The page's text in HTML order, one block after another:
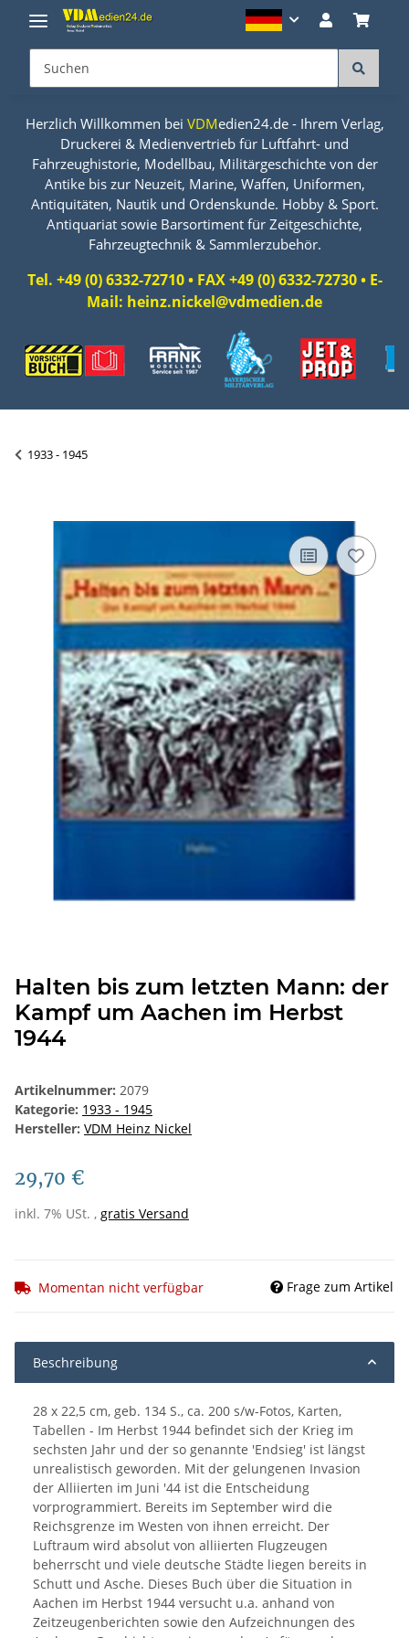
Herzlich Willkommen bei VDMedien24.de - Ihrem Verlag,
Druckerei & Medienvertrieb für Luftfahrt- und
Fahrzeughistorie, Modellbau, Militärgeschichte von der
Antike bis zur Neuzeit, Marine, Waffen, Uniformen,
Antiquitäten, Nautik und Ordenskunde. Hobby & Sport.
Antiquariat sowie Barsortiment für Zeitgeschichte,
Fahrzeugtechnik & Sammlerzubehör.
Tel. +49 (0) 6332-72710 • FAX +49 (0) 6332-72730 • E-
Mail: heinz.nickel@vdmedien.de
1933 - 1945
Halten bis zum letzten Mann: der
Kampf um Aachen im Herbst
1944
Artikelnummer: 2079
Kategorie: 1933 - 1945
Hersteller: VDM Heinz Nickel
29,70 €
inkl. 7% USt. , gratis Versand
Momentan nicht verfügbar Frage zum Artikel
Beschreibung
28 x 22,5 cm, geb. 134 S., ca. 200 s/w-Fotos, Karten,
Tabellen - Im Herbst 1944 befindet sich der Krieg im
sechsten Jahr und der so genannte 'Endsieg' ist längst
unrealistisch geworden. Mit der gelungenen Invasion
der Alliierten im Juni '44 ist die Entscheidung
vorprogrammiert. Bereits im September wird die
Reichsgrenze im Westen von ihnen erreicht. Der
Luftraum wird absolut von alliierten Flugzeugen
beherrscht und viele deutsche Städte liegen bereits in
Schutt und Asche. Dieses Buch über die Situation in
Aachen im Herbst 1944 versucht u.a. anhand von
Zeitzeugenberichten sowie den Aufzeichnungen des